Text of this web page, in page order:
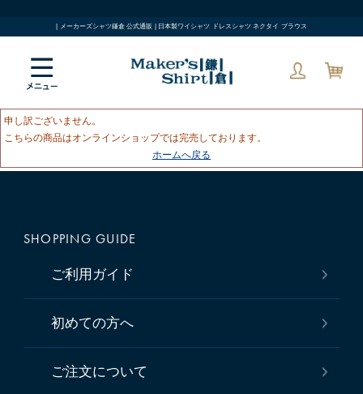
| メーカーズシャツ鎌倉 公式通販 | 日本製ワイシャツ ドレスシャツ ネクタイ ブラウス
申し訳ございません。
こちらの商品はオンラインショップでは完売しております。
ホームへ戻る
SHOPPING GUIDE
ご利用ガイド
初めての方へ
ご注文について